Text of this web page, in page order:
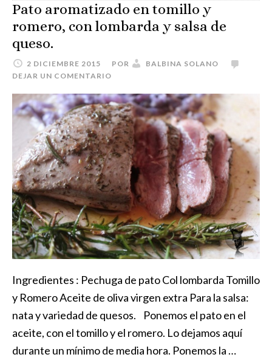
Pato aromatizado en tomillo y
romero, con lombarda y salsa de
queso.
2 DICIEMBRE 2015 POR
BALBINA SOLANO
DEJAR UN COMENTARIO
Ingredientes : Pechuga de pato Col lombarda Tomillo
y Romero Aceite de oliva virgen extra Para la salsa:
nata y variedad de quesos. Ponemos el pato en el
aceite, con el tomillo y el romero. Lo dejamos aquí
durante un mínimo de media hora. Ponemos la …